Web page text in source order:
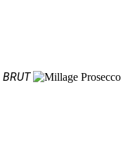
BRUT